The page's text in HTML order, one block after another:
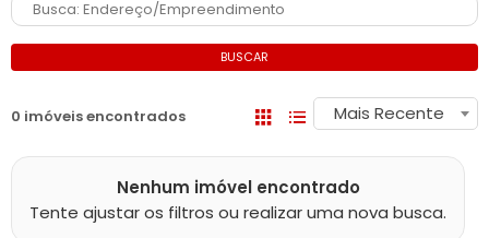
BUSCAR
0 imóveis encontrados Mais Recente
Nenhum imóvel encontrado
Tente ajustar os filtros ou realizar uma nova busca.